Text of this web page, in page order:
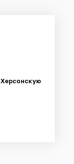
Херсонскую